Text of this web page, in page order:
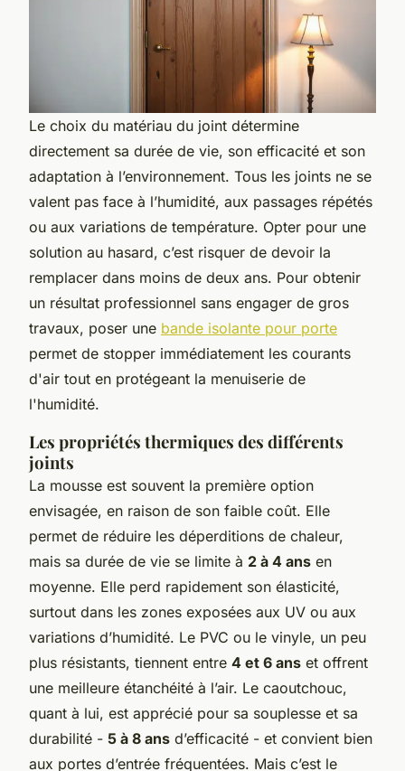
Le choix du matériau du joint détermine
directement sa durée de vie, son efficacité et son
adaptation à l’environnement. Tous les joints ne se
valent pas face à l’humidité, aux passages répétés
ou aux variations de température. Opter pour une
solution au hasard, c’est risquer de devoir la
remplacer dans moins de deux ans. Pour obtenir
un résultat professionnel sans engager de gros
travaux, poser une bande isolante pour porte
permet de stopper immédiatement les courants
d'air tout en protégeant la menuiserie de
l'humidité.
Les propriétés thermiques des différents
joints
La mousse est souvent la première option
envisagée, en raison de son faible coût. Elle
permet de réduire les déperditions de chaleur,
mais sa durée de vie se limite à 2 à 4 ans en
moyenne. Elle perd rapidement son élasticité,
surtout dans les zones exposées aux UV ou aux
variations d’humidité. Le PVC ou le vinyle, un peu
plus résistants, tiennent entre 4 et 6 ans et offrent
une meilleure étanchéité à l’air. Le caoutchouc,
quant à lui, est apprécié pour sa souplesse et sa
durabilité - 5 à 8 ans d’efficacité - et convient bien
aux portes d’entrée fréquentées. Mais c’est le